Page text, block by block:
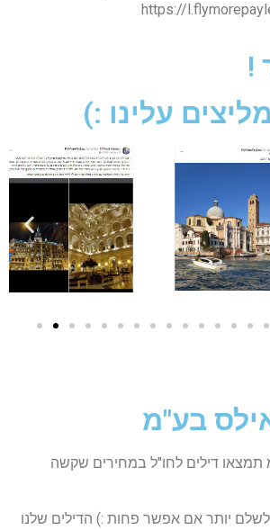
https://
!
עלינו :)
בע"מ
תמצאו דילים לחו"ל במחירים שקשה
יותר אם אפשר פחות :) הדילים שלנו